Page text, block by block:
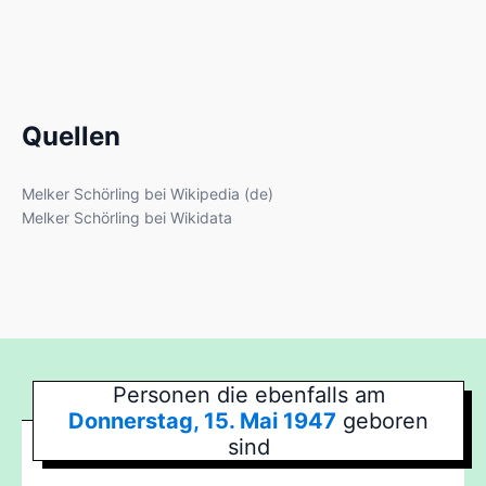
Quellen
Melker Schörling bei Wikipedia (de)
Melker Schörling bei Wikidata
Personen die ebenfalls am
Donnerstag, 15. Mai 1947 geboren
sind